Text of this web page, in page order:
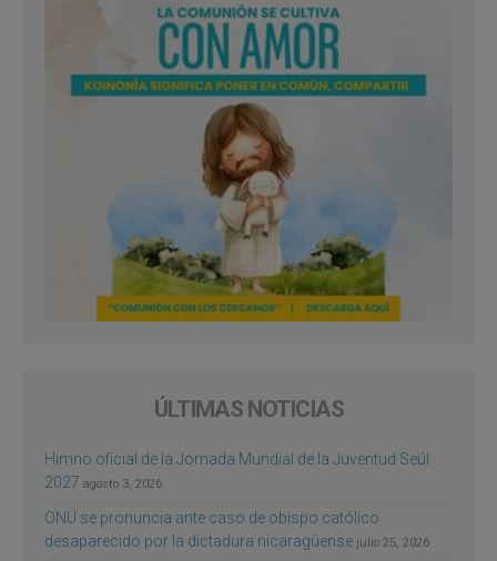
ÚLTIMAS NOTICIAS
Himno oficial de la Jornada Mundial de la Juventud Seúl
2027 agosto 3, 2026
ONU se pronuncia ante caso de obispo católico
desaparecido por la dictadura nicaragüense julio 25, 2026